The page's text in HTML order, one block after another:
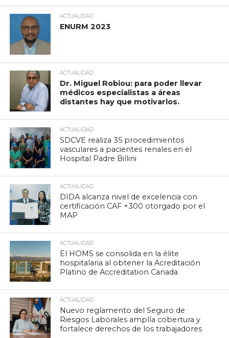
ACTUALIDAD
ENURM 2023
ACTUALIDAD
Dr. Miguel Robiou: para poder llevar
médicos especialistas a áreas
distantes hay que motivarlos.
ACTUALIDAD
SDCVE realiza 35 procedimientos
vasculares a pacientes renales en el
Hospital Padre Billini
ACTUALIDAD
DIDA alcanza nivel de excelencia con
certificación CAF +300 otorgado por el
MAP
ACTUALIDAD
El HOMS se consolida en la élite
hospitalaria al obtener la Acreditación
Platino de Accreditation Canada
ACTUALIDAD
Nuevo reglamento del Seguro de
Riesgos Laborales amplía cobertura y
fortalece derechos de los trabajadores